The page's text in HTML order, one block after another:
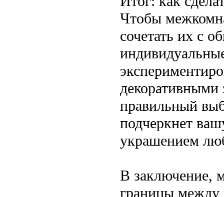
Чтобы
сочетать их с
декоративными
правильный
подчеркнет
украшением
В заключение,
границы между